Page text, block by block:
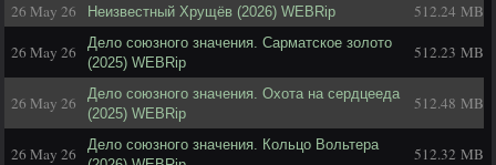
26 May 26 Неизвестный Хрущёв (2026) WEBRip 512.24 MB
26 May 26
Дело союзного значения. Сарматское золото
(2025) WEBRip
512.23 MB
26 May 26
Дело союзного значения. Охота на сердцееда
(2025) WEBRip
512.48 MB
26 May 26
Дело союзного значения. Кольцо Вольтера
512.32 MB